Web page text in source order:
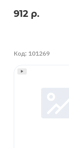
В
912 р.
Код: 101269